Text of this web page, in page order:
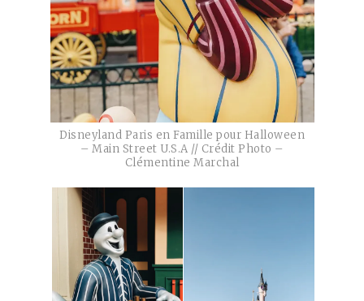
Disneyland Paris en Famille pour Halloween
– Main Street U.S.A // Crédit Photo –
Clémentine Marchal